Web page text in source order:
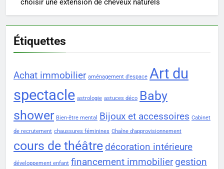
choisir une extension de cheveux naturels
Étiquettes
Achat immobilier aménagement d'espace Art du
spectacle astrologie astuces déco Baby
shower Bien-être mental Bijoux et accessoires Cabinet
de recrutement chaussures féminines Chaîne d'approvisionnement
cours de théâtre décoration intérieure
développement enfant financement immobilier gestion